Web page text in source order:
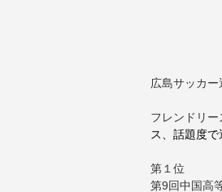
広島サッカ
フレンドリ
ス、話題度で
第１位
第9回中国高